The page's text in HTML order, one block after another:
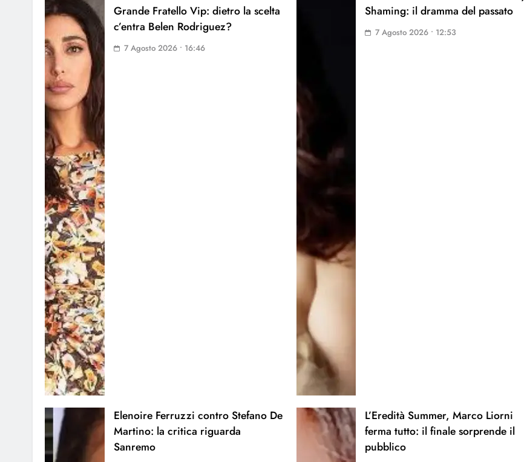
Grande Fratello Vip: dietro la scelta
c’entra Belen Rodriguez?
7 Agosto 2026 • 16:46
Shaming: il dramma del passato
7 Agosto 2026 • 12:53
Elenoire Ferruzzi contro Stefano De
Martino: la critica riguarda
Sanremo
L’Eredità Summer, Marco Liorni
ferma tutto: il finale sorprende il
pubblico